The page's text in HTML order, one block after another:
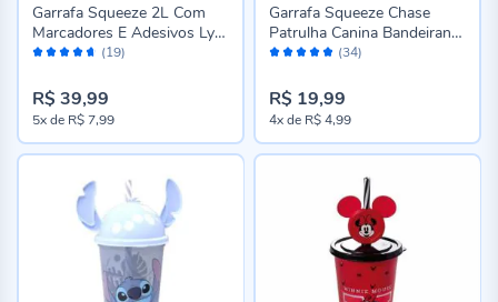
Avaliação: (19)
Garrafa Squeeze 2L Com
Marcadores E Adesivos Lyor
- Rosa e Azul
R$ 39,99
5xde R$ 7,99
Avaliação: (34)
Garrafa Squeeze Chase
Patrulha Canina Bandeirante
- 500 Ml
R$ 19,99
4xde R$ 4,99